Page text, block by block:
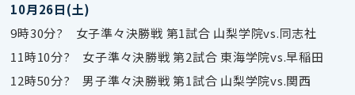
10月26日(土)
9時30分? 女子準々決勝戦 第1試合 山梨学院vs.同志社
11時10分? 女子準々決勝戦 第2試合 東海学院vs.早稲田
12時50分? 男子準々決勝戦 第1試合 山梨学院vs.関西